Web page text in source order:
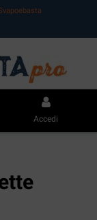
Accedi